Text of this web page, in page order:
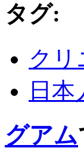
タグ:
クリ
日本
グアム